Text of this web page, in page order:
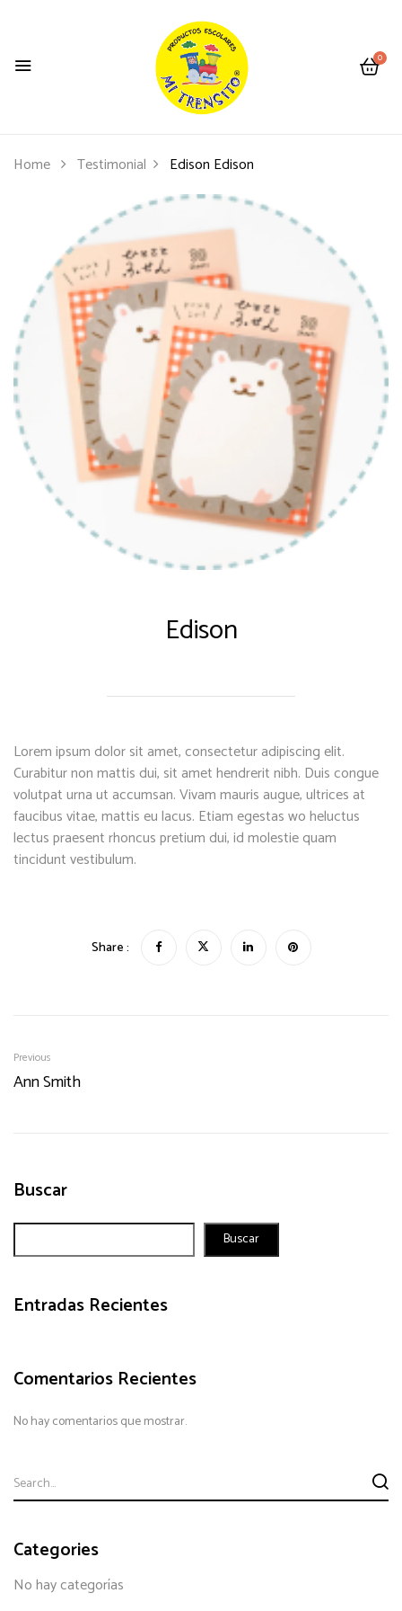
0
Home Testimonial Edison Edison
Edison
Buscar
Buscar
Entradas Recientes
Comentarios Recientes
No hay comentarios que mostrar.
Categories
No hay categorías
Lorem ipsum dolor sit amet, consectetur adipiscing elit.
Curabitur non mattis dui, sit amet hendrerit nibh. Duis congue
volutpat urna ut accumsan. Vivam mauris augue, ultrices at
faucibus vitae, mattis eu lacus. Etiam egestas wo heluctus
lectus praesent rhoncus pretium dui, id molestie quam
tincidunt vestibulum.
Share :
Previous
Ann Smith